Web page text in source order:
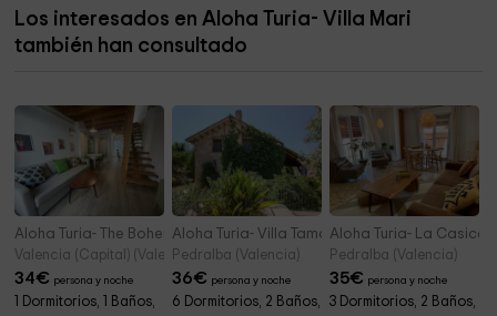
Los interesados en Aloha Turia- Villa Mari
también han consultado
Aloha Turia- The Bohemian Beach House
Valencia (Capital) (Valencia)
34€ persona y noche
1 Dormitorios, 1 Baños,
Aloha Turia- Villa Tamarit
Pedralba (Valencia)
36€ persona y noche
6 Dormitorios, 2 Baños,
Aloha Turia- La Casica
Pedralba (Valencia)
35€ persona y noche
3 Dormitorios, 2 Baños,